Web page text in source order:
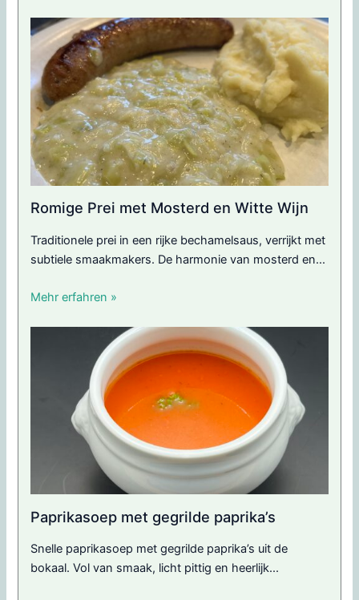
Romige Prei met Mosterd en Witte Wijn
Traditionele prei in een rijke bechamelsaus, verrijkt met
subtiele smaakmakers. De harmonie van mosterd en...
Mehr erfahren »
Paprikasoep met gegrilde paprika’s
Snelle paprikasoep met gegrilde paprika’s uit de
bokaal. Vol van smaak, licht pittig en heerlijk...